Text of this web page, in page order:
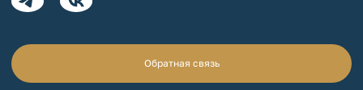
Обратная связь